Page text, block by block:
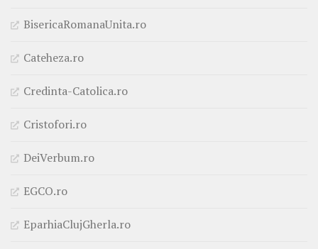
BisericaRomanaUnita.ro
Cateheza.ro
Credinta-Catolica.ro
Cristofori.ro
DeiVerbum.ro
EGCO.ro
EparhiaClujGherla.ro